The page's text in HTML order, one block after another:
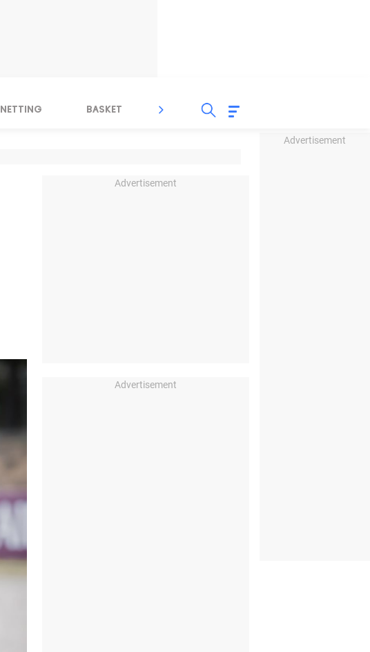
Advertisement
NETTING BASKET SPORT LAIN
Advertisement
Advertisement